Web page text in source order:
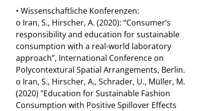
• Wissenschaftliche Konferenzen:
o Iran, S., Hirscher, A. (2020): “Consumer‘s
responsibility and education for sustainable
consumption with a real-world laboratory
approach”, International Conference on
Polycontextural Spatial Arrangements, Berlin.
o Iran, S., Hirscher, A., Schrader, U., Müller, M.
(2020) "Education for Sustainable Fashion
Consumption with Positive Spillover Effects